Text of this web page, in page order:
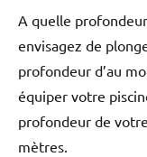
A quelle
envisagez de
profondeur d’au
équiper votre
profondeur de
mètres.